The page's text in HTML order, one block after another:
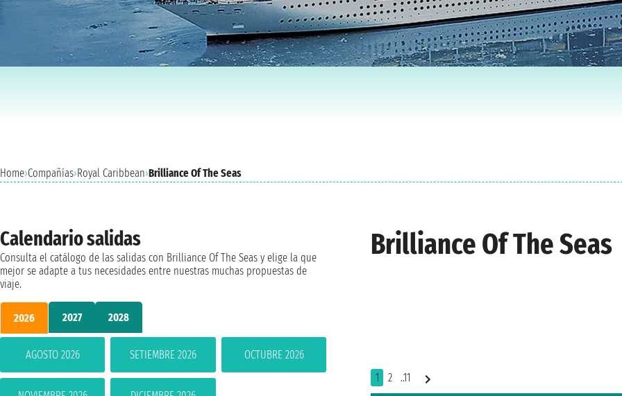
Home›Compañías›Royal Caribbean›Brilliance Of The Seas
Brilliance Of The Seas
1 2 ..11
Calendario salidas
Consulta el catálogo de las salidas con Brilliance Of The Seas y elige la que
mejor se adapte a tus necesidades entre nuestras muchas propuestas de
viaje.
2026 2027 2028
AGOSTO 2026 SETIEMBRE 2026 OCTUBRE 2026